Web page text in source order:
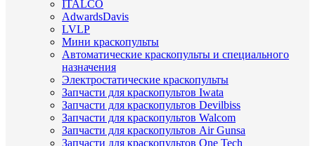
ITALCO
AdwardsDavis
LVLP
Мини краскопульты
Автоматические краскопульты и специального
назначения
Электростатические краскопульты
Запчасти для краскопультов Iwata
Запчасти для краскопультов Devilbiss
Запчасти для краскопультов Walcom
Запчасти для краскопультов Air Gunsa
Запчасти для краскопультов One Tech